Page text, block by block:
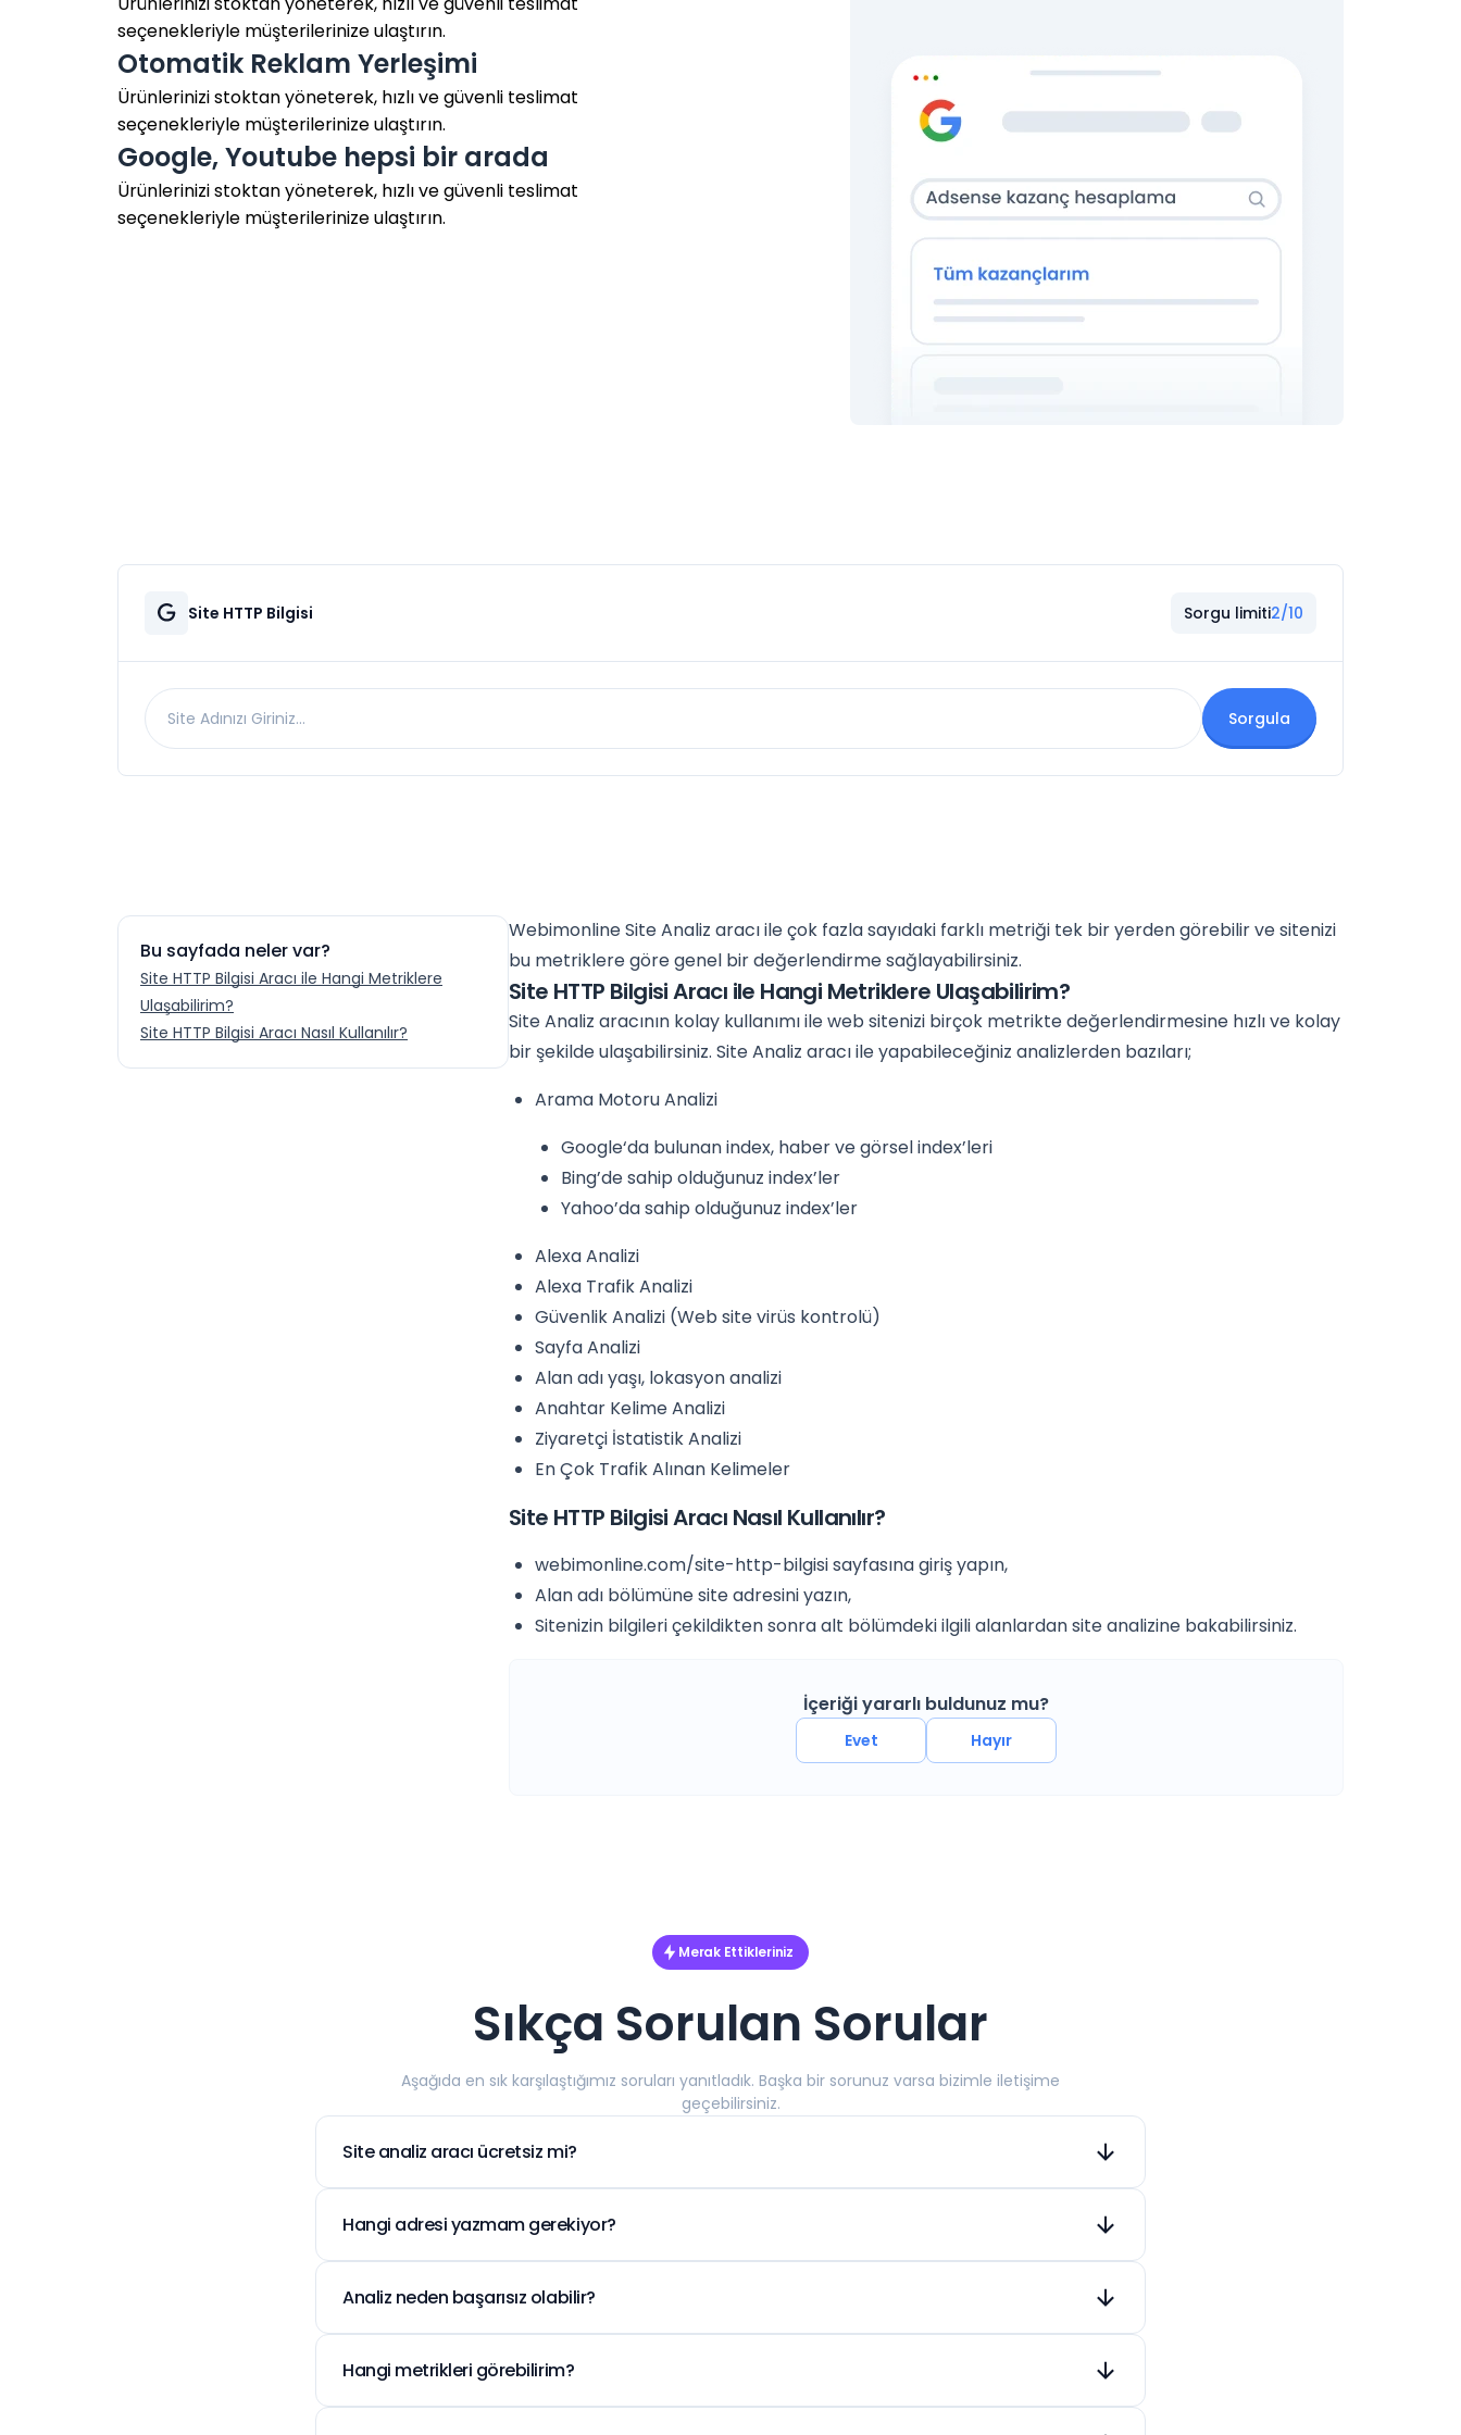
seçenekleriyle müşterilerinize ulaştırın.
Otomatik Reklam Yerleşimi
Ürünlerinizi stoktan yöneterek, hızlı ve güvenli teslimat
seçenekleriyle müşterilerinize ulaştırın.
Google, Youtube hepsi bir arada
Ürünlerinizi stoktan yöneterek, hızlı ve güvenli teslimat
seçenekleriyle müşterilerinize ulaştırın.
Site HTTP Bilgisi Sorgu limiti2/10
Sorgula
Bu sayfada neler var?
Site HTTP Bilgisi Aracı ile Hangi Metriklere
Ulaşabilirim?
Site HTTP Bilgisi Aracı Nasıl Kullanılır?
Webimonline Site Analiz aracı ile çok fazla sayıdaki farklı metriği tek bir yerden görebilir ve sitenizi
bu metriklere göre genel bir değerlendirme sağlayabilirsiniz.
Site HTTP Bilgisi Aracı ile Hangi Metriklere Ulaşabilirim?
Site Analiz aracının kolay kullanımı ile web sitenizi birçok metrikte değerlendirmesine hızlı ve kolay
bir şekilde ulaşabilirsiniz. Site Analiz aracı ile yapabileceğiniz analizlerden bazıları;
Arama Motoru Analizi
Google‘da bulunan index, haber ve görsel index’leri
Bing’de sahip olduğunuz index’ler
Yahoo’da sahip olduğunuz index’ler
Alexa Analizi
Alexa Trafik Analizi
Güvenlik Analizi (Web site virüs kontrolü)
Sayfa Analizi
Alan adı yaşı, lokasyon analizi
Anahtar Kelime Analizi
Ziyaretçi İstatistik Analizi
En Çok Trafik Alınan Kelimeler
Site HTTP Bilgisi Aracı Nasıl Kullanılır?
webimonline.com/site-http-bilgisi sayfasına giriş yapın,
Alan adı bölümüne site adresini yazın,
Sitenizin bilgileri çekildikten sonra alt bölümdeki ilgili alanlardan site analizine bakabilirsiniz.
İçeriği yararlı buldunuz mu?
Evet Hayır
Merak Ettikleriniz
Sıkça Sorulan Sorular
Aşağıda en sık karşılaştığımız soruları yanıtladık. Başka bir sorunuz varsa bizimle iletişime
geçebilirsiniz.
Site analiz aracı ücretsiz mi?
Hangi adresi yazmam gerekiyor?
Analiz neden başarısız olabilir?
Hangi metrikleri görebilirim?